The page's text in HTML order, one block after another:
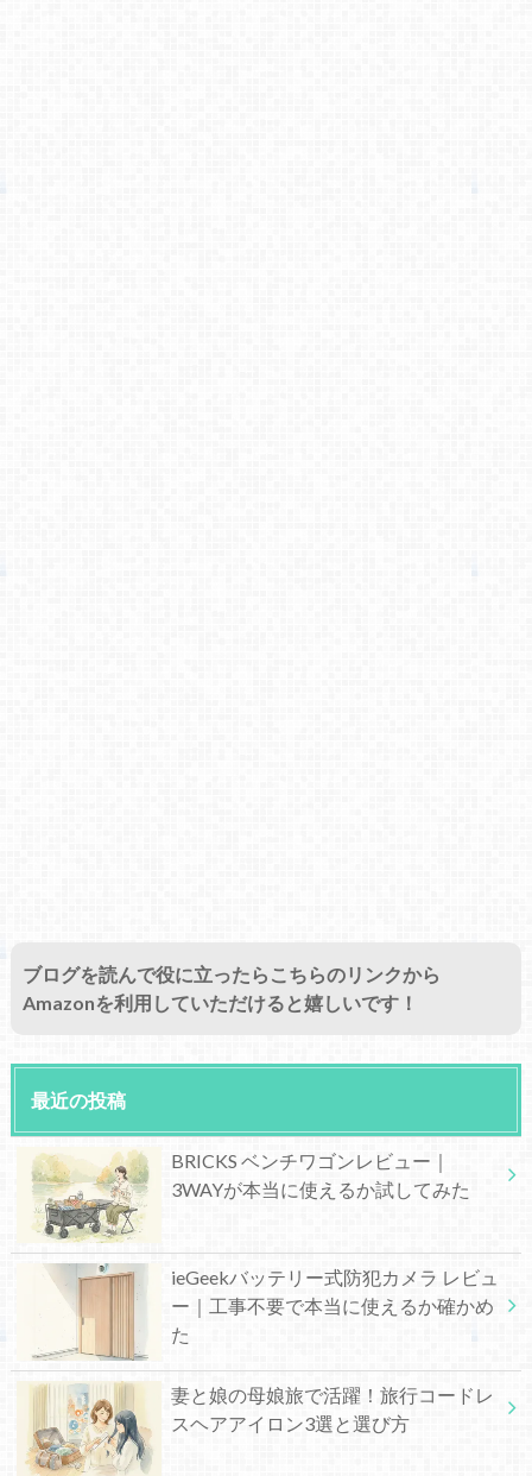
ブログを読んで役に立ったらこちらのリンクから
Amazonを利用していただけると嬉しいです！
最近の投稿
BRICKS ベンチワゴンレビュー｜
3WAYが本当に使えるか試してみた
ieGeekバッテリー式防犯カメラ レビュ
ー｜工事不要で本当に使えるか確かめ
た
妻と娘の母娘旅で活躍！旅行コードレ
スヘアアイロン3選と選び方